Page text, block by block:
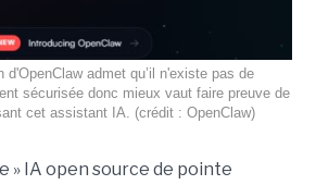
d'OpenClaw admet qu’il n'existe pas de
sécurisée donc mieux vaut faire preuve de
cet assistant IA. (crédit : OpenClaw)
» IA open source de pointe